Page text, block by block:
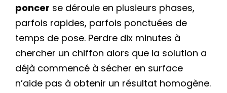
poncer se déroule en plusieurs phases,
parfois rapides, parfois ponctuées de
temps de pose. Perdre dix minutes à
chercher un chiffon alors que la solution a
déjà commencé à sécher en surface
n’aide pas à obtenir un résultat homogène.